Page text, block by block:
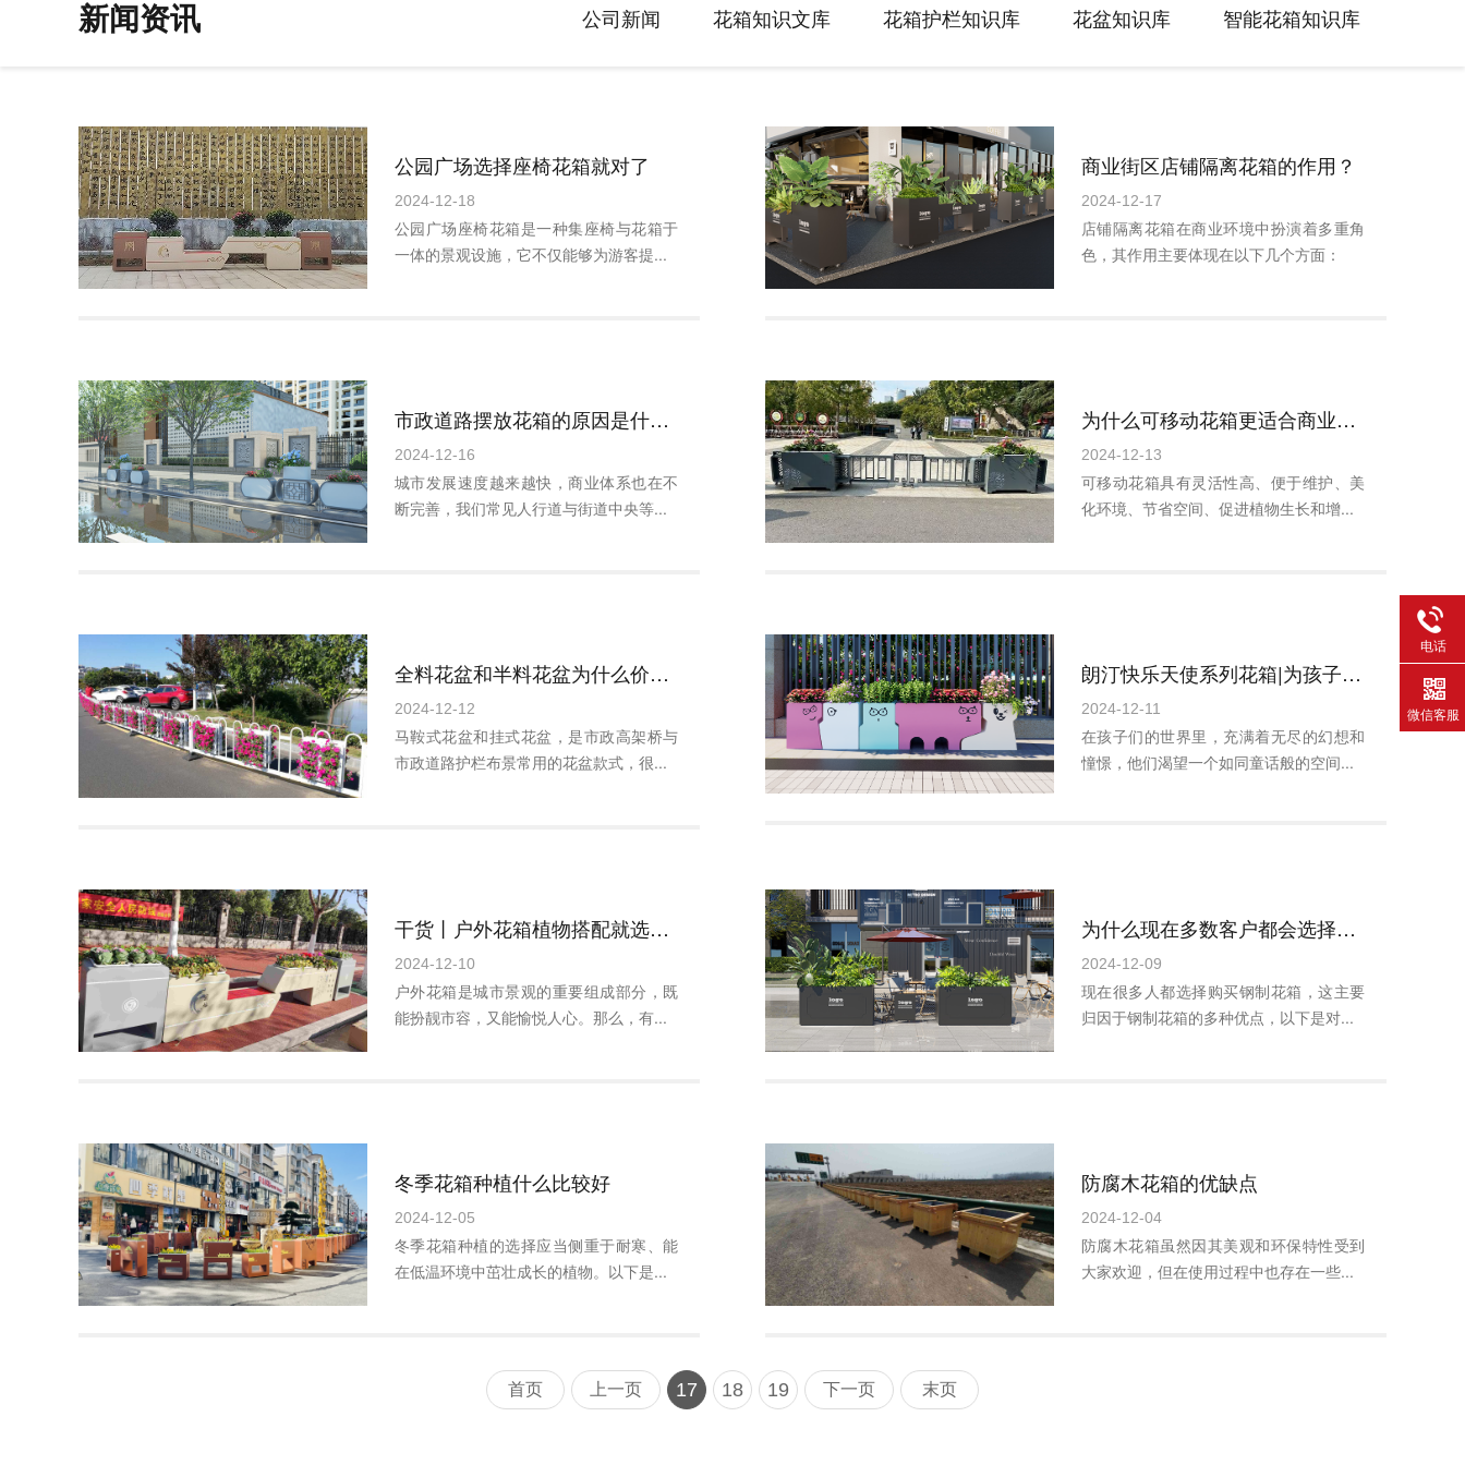
新闻资讯 公司新闻 花箱知识文库 花箱护栏知识库 花盆知识库 智能花箱知识库
公园广场选择座椅花箱就对了
2024-12-18
公园广场座椅花箱是一种集座椅与花箱于
一体的景观设施，它不仅能够为游客提...
商业街区店铺隔离花箱的作用？
2024-12-17
店铺隔离花箱在商业环境中扮演着多重角
色，其作用主要体现在以下几个方面：
市政道路摆放花箱的原因是什么？
2024-12-16
城市发展速度越来越快，商业体系也在不
断完善，我们常见人行道与街道中央等...
为什么可移动花箱更适合商业街区和公园广场选择呢？
2024-12-13
可移动花箱具有灵活性高、便于维护、美
化环境、节省空间、促进植物生长和增...
全料花盆和半料花盆为什么价格差那么多？
2024-12-12
马鞍式花盆和挂式花盆，是市政高架桥与
市政道路护栏布景常用的花盆款式，很...
朗汀快乐天使系列花箱|为孩子打造专属的童话花园
2024-12-11
在孩子们的世界里，充满着无尽的幻想和
憧憬，他们渴望一个如同童话般的空间...
干货丨户外花箱植物搭配就选这几种，一开就是大半年
2024-12-10
户外花箱是城市景观的重要组成部分，既
能扮靓市容，又能愉悦人心。那么，有...
为什么现在多数客户都会选择购买钢制的户外花箱？
2024-12-09
现在很多人都选择购买钢制花箱，这主要
归因于钢制花箱的多种优点，以下是对...
冬季花箱种植什么比较好
2024-12-05
冬季花箱种植的选择应当侧重于耐寒、能
在低温环境中茁壮成长的植物。以下是...
防腐木花箱的优缺点
2024-12-04
防腐木花箱虽然因其美观和环保特性受到
大家欢迎，但在使用过程中也存在一些...
首页 上一页 17 18 19 下一页 末页
电话
微信客服